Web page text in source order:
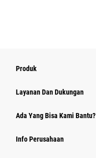
Produk
Layanan Dan Dukungan
Ada Yang Bisa Kami Bantu?
Info Perusahaan